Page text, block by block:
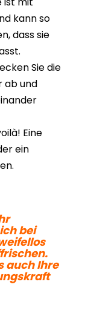
kann so
dass sie
Sie die
ab und
Eine
ein
bei
auch Ihre